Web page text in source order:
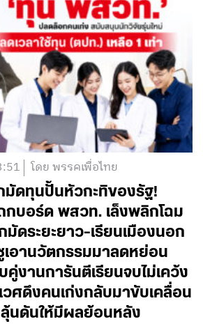
โดย พรรคเพื่อไทย
ดทุนปั้นหัวกะทิของรัฐ!
กบอร์ด พสวท. เล็งพลิกโฉม
ดระยะยาว-เรียนเมืองนอก
เอานวัตกรรมมาลดหย่อน
คู่งานการันตีเรียนจบไม่เคว้ง
วศดึงคนเก่งกลับมาขับเคลื่อน
นดันให้มีผลย้อนหลัง